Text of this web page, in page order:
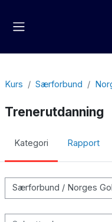
Kurs Særforbund
Trenerutdanning
Kategori Rapport
Kurskategorier
Søk etter kurs